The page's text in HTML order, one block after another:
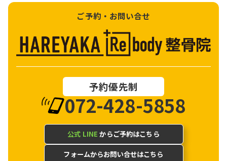
ご予約・お問い合せ
予約優先制
072-428-5858
公式 LINE からご予約はこちら
フォームからお問い合せはこちら